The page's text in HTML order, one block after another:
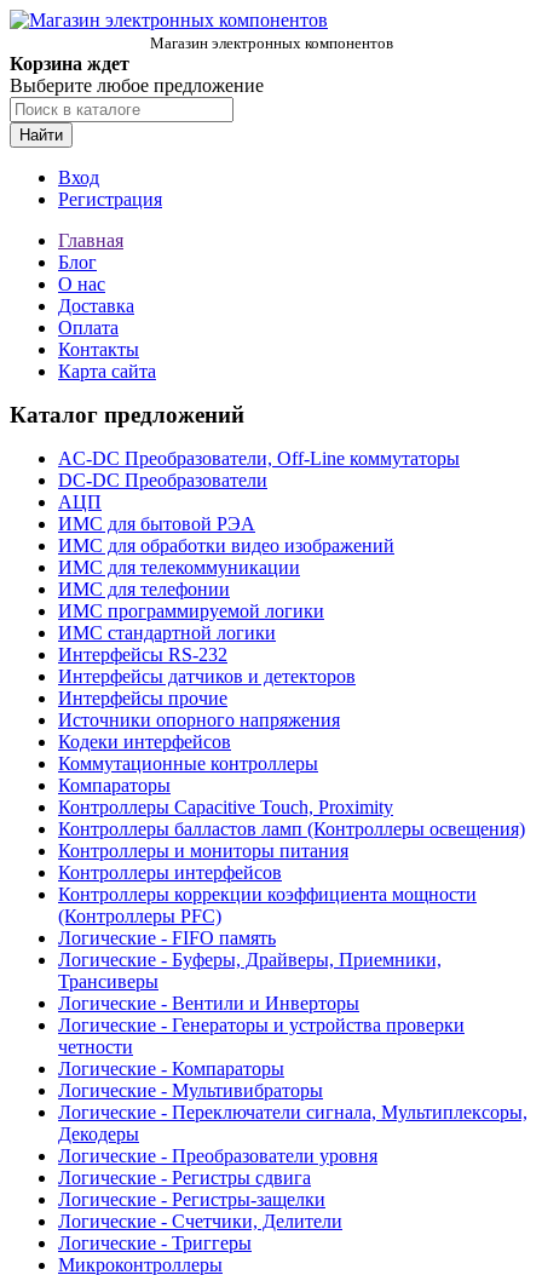
Магазин электронных компонентов
Корзина ждет
Выберите любое предложение
Найти
Вход
Регистрация
Главная
Блог
О нас
Доставка
Оплата
Контакты
Карта сайта
Каталог предложений
AC-DC Преобразователи, Off-Line коммутаторы
DC-DC Преобразователи
АЦП
ИМС для бытовой РЭА
ИМС для обработки видео изображений
ИМС для телекоммуникации
ИМС для телефонии
ИМС программируемой логики
ИМС стандартной логики
Интерфейсы RS-232
Интерфейсы датчиков и детекторов
Интерфейсы прочие
Источники опорного напряжения
Кодеки интерфейсов
Коммутационные контроллеры
Компараторы
Контроллеры Capacitive Touch, Proximity
Контроллеры балластов ламп (Контроллеры освещения)
Контроллеры и мониторы питания
Контроллеры интерфейсов
Контроллеры коррекции коэффициента мощности
(Контроллеры PFC)
Логические - FIFO память
Логические - Буферы, Драйверы, Приемники,
Трансиверы
Логические - Вентили и Инверторы
Логические - Генераторы и устройства проверки
четности
Логические - Компараторы
Логические - Мультивибраторы
Логические - Переключатели сигнала, Мультиплексоры,
Декодеры
Логические - Преобразователи уровня
Логические - Регистры сдвига
Логические - Регистры-защелки
Логические - Счетчики, Делители
Логические - Триггеры
Микроконтроллеры